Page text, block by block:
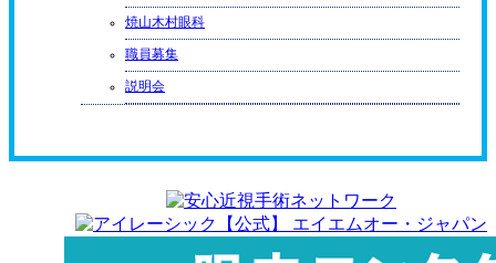
焼山木村眼科
職員募集
説明会